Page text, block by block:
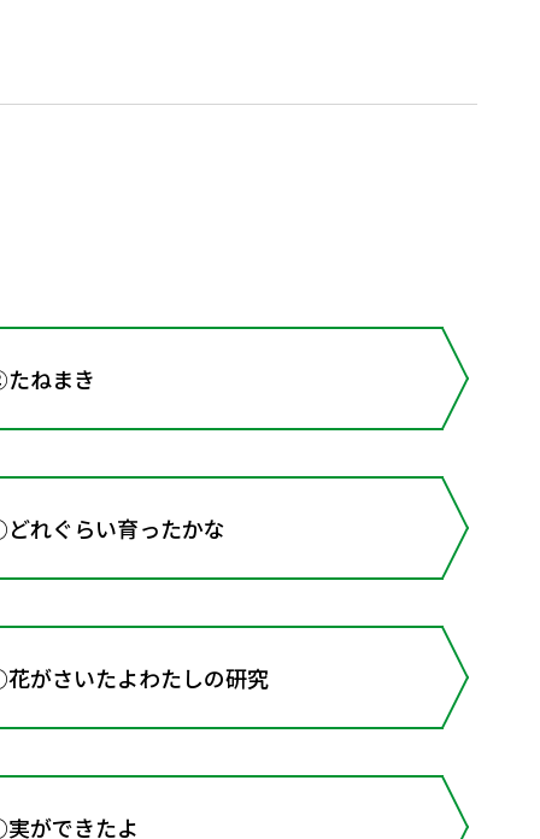
ねまき
れぐらい育ったかな
がさいたよわたしの研究
ができたよ